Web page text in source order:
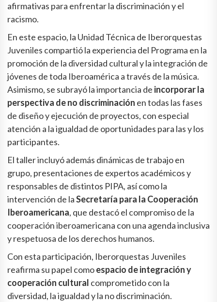
afirmativas para enfrentar la discriminación y el
racismo.
En este espacio, la Unidad Técnica de Iberorquestas
Juveniles compartió la experiencia del Programa en la
promoción de la diversidad cultural y la integración de
jóvenes de toda Iberoamérica a través de la música.
Asimismo, se subrayó la importancia de incorporar la
perspectiva de no discriminación en todas las fases
de diseño y ejecución de proyectos, con especial
atención a la igualdad de oportunidades para las y los
participantes.
El taller incluyó además dinámicas de trabajo en
grupo, presentaciones de expertos académicos y
responsables de distintos PIPA, así como la
intervención de laSecretaría para la Cooperación
Iberoamericana, que destacó el compromiso de la
cooperación iberoamericana con una agenda inclusiva
y respetuosa de los derechos humanos.
Con esta participación, Iberorquestas Juveniles
reafirma su papel comoespacio de integración y
cooperación cultural comprometido con la
diversidad, la igualdad y la no discriminación.